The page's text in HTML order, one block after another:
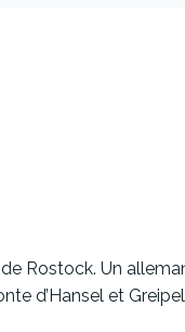
Rostock. Un
d’Hansel et